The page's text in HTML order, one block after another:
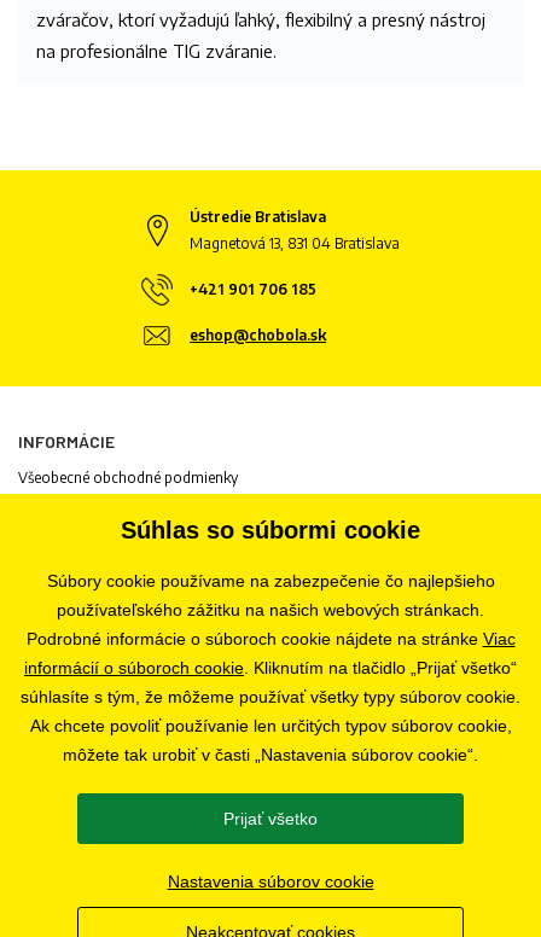
zváračov, ktorí vyžadujú ľahký, flexibilný a presný nástroj
na profesionálne TIG zváranie.
Ústredie Bratislava
Magnetová 13, 831 04 Bratislava
+421 901 706 185
eshop@chobola.sk
INFORMÁCIE
Všeobecné obchodné podmienky
Informácie o cookies
Odstúpenie od zmluvy
Ochrana osobných údajov
Nastavenia súborov cookie
PREDAJŇA
SLEDUJTE NÁS
Súhlas so súbormi cookie
Súbory cookie používame na zabezpečenie čo najlepšieho
používateľského zážitku na našich webových stránkach.
Podrobné informácie o súboroch cookie nájdete na stránke Viac
informácií o súboroch cookie . Kliknutím na tlačidlo „Prijať všetko“
súhlasíte s tým, že môžeme používať všetky typy súborov cookie.
Ak chcete povoliť používanie len určitých typov súborov cookie,
môžete tak urobiť v časti „Nastavenia súborov cookie“.
Prijať všetko
Nastavenia súborov cookie
Neakceptovať cookies